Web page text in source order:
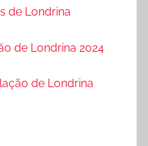
de Londrina
de Londrina 2024
de Londrina